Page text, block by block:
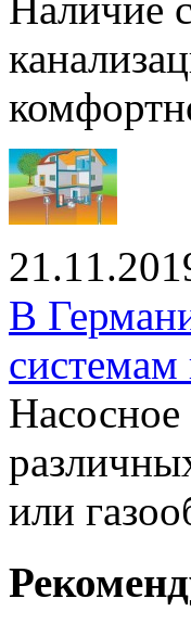
В
системам
Насосное
или